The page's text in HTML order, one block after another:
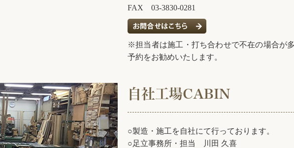
アトリエにっと様
、未来へ！展に行ってきました。観に行きたかったので早めに行け
FAX 03-3830-0281
※担当者は施工・打ち合わせで不在の場合が
予約をお勧めいたします。
自社工場CABIN
○製造・施工を自社にて行っております。
○足立事務所・担当 川田 久喜